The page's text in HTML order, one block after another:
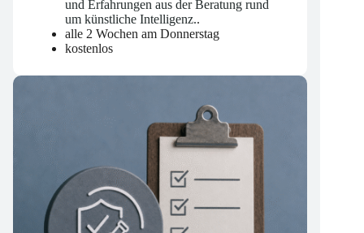
mit den neuesten Entwicklungen, Trends
und Erfahrungen aus der Beratung rund
um künstliche Intelligenz..
alle 2 Wochen am Donnerstag